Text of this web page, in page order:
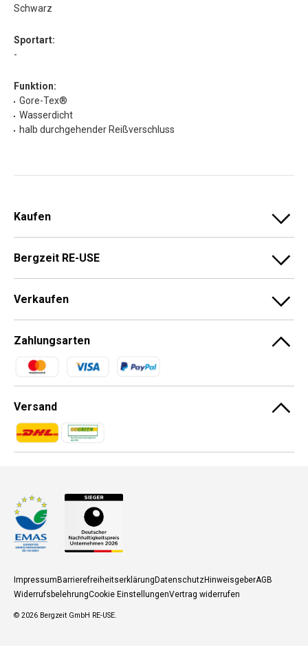
Schwarz
Sportart:
-
Funktion:
Gore-Tex®
Wasserdicht
halb durchgehender Reißverschluss
Kaufen
Bergzeit RE-USE
Verkaufen
Zahlungsarten
Zahlungsmethoden
Versand
Zahlungsmethoden
Zahlungsmethoden
ImpressumBarrierefreiheitserklärungDatenschutzHinweisgeberAGB
WiderrufsbelehrungCookie EinstellungenVertrag widerrufen
© 2026 Bergzeit GmbH RE-USE.